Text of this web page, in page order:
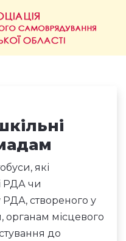
які
РДА чи
РДА, створеного у
органам місцевого
до